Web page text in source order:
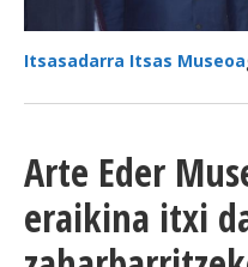
Itsasadarra Itsas Museoa
Arte Eder
eraikina itxi